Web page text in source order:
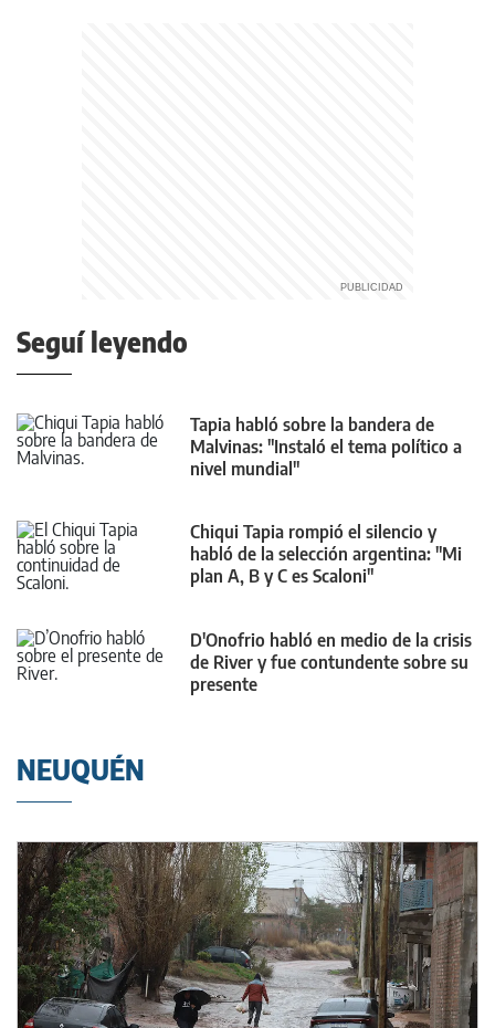
Seguí leyendo
Tapia habló sobre la bandera de
Malvinas: "Instaló el tema político a
nivel mundial"
Chiqui Tapia rompió el silencio y
habló de la selección argentina: "Mi
plan A, B y C es Scaloni"
D'Onofrio habló en medio de la crisis
de River y fue contundente sobre su
presente
NEUQUÉN